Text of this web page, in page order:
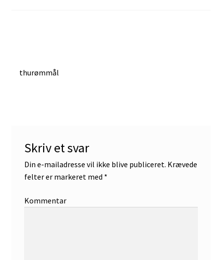
Indlægsnavigation
Forrige
thurømmål
Skriv et svar
Din e-mailadresse vil ikke blive publiceret. Krævede
felter er markeret med *
Kommentar